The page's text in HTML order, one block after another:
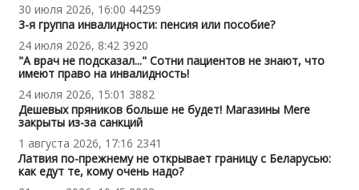
30 июля 2026, 16:00 44259
3-я группа инвалидности: пенсия или пособие?
24 июля 2026, 8:42 3920
"А врач не подсказал..." Сотни пациентов не знают, что
имеют право на инвалидность!
24 июля 2026, 15:01 3882
Дешевых пряников больше не будет! Магазины Mere
закрыты из-за санкций
1 августа 2026, 17:16 2341
Латвия по-прежнему не открывает границу с Беларусью:
как едут те, кому очень надо?